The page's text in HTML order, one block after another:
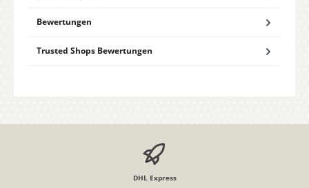
Bewertungen
Trusted Shops Bewertungen
DHL Express